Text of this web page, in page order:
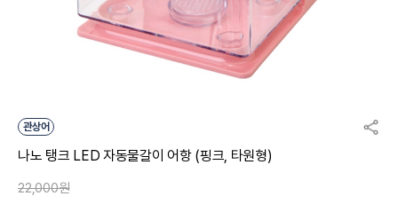
관상어
나노 탱크 LED 자동물갈이 어항 (핑크, 타원형)
22,000원